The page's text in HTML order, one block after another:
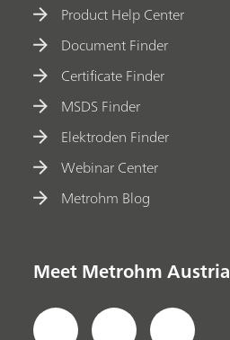
Product Help Center
Document Finder
Certificate Finder
MSDS Finder
Elektroden Finder
Webinar Center
Metrohm Blog
Meet Metrohm Austria